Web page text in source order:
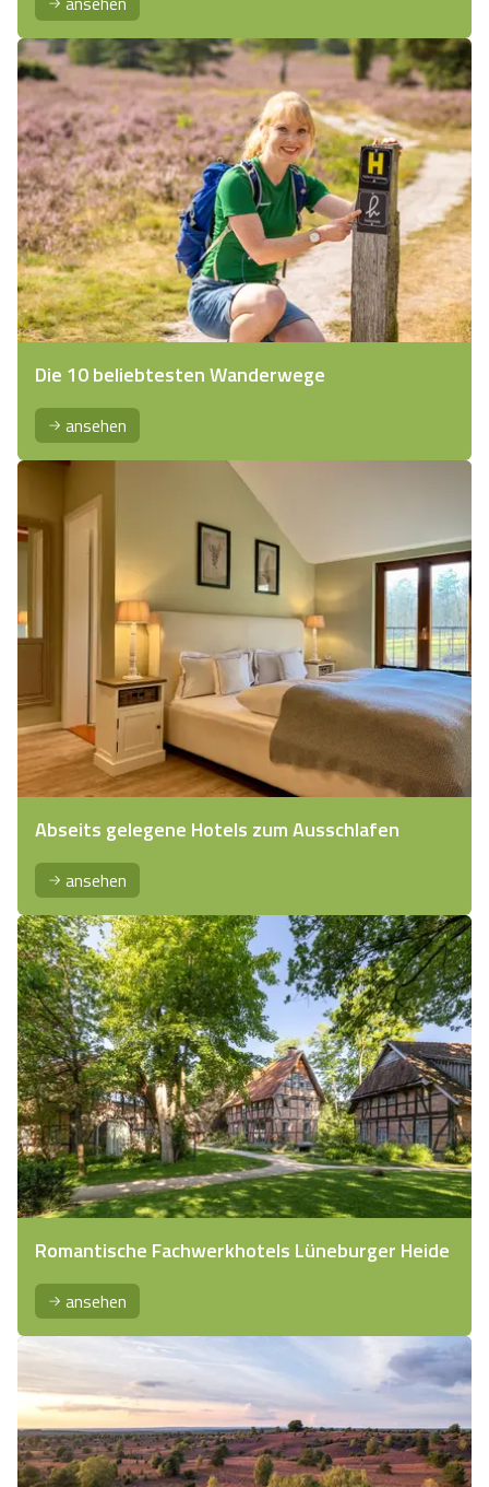
Die 10 beliebtesten Wanderwege
ansehen
Abseits gelegene Hotels zum Ausschlafen
ansehen
Romantische Fachwerkhotels Lüneburger Heide
ansehen